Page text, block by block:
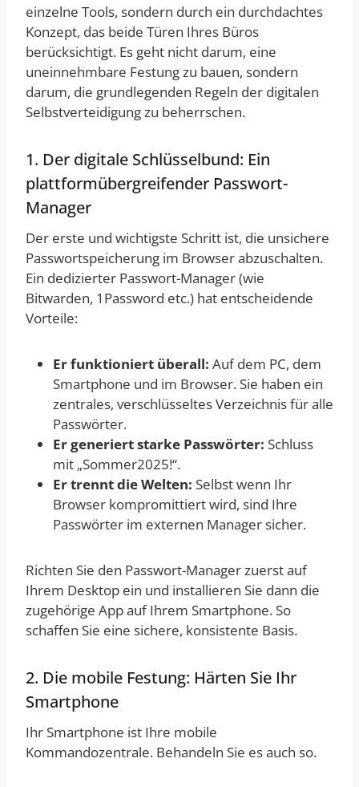
einzelne Tools, sondern durch ein durchdachtes
Konzept, das beide Türen Ihres Büros
berücksichtigt. Es geht nicht darum, eine
uneinnehmbare Festung zu bauen, sondern
darum, die grundlegenden Regeln der digitalen
Selbstverteidigung zu beherrschen.
1. Der digitale Schlüsselbund: Ein
plattformübergreifender Passwort-
Manager
Der erste und wichtigste Schritt ist, die unsichere
Passwortspeicherung im Browser abzuschalten.
Ein dedizierter Passwort-Manager (wie
Bitwarden, 1Password etc.) hat entscheidende
Vorteile:
Er funktioniert überall: Auf dem PC, dem
Smartphone und im Browser. Sie haben ein
zentrales, verschlüsseltes Verzeichnis für alle
Passwörter.
Er generiert starke Passwörter: Schluss
mit „Sommer2025!“.
Er trennt die Welten: Selbst wenn Ihr
Browser kompromittiert wird, sind Ihre
Passwörter im externen Manager sicher.
Richten Sie den Passwort-Manager zuerst auf
Ihrem Desktop ein und installieren Sie dann die
zugehörige App auf Ihrem Smartphone. So
schaffen Sie eine sichere, konsistente Basis.
2. Die mobile Festung: Härten Sie Ihr
Smartphone
Ihr Smartphone ist Ihre mobile
Kommandozentrale. Behandeln Sie es auch so.